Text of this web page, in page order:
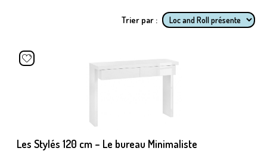
Trier par :
Les Stylés 120 cm – Le bureau Minimaliste